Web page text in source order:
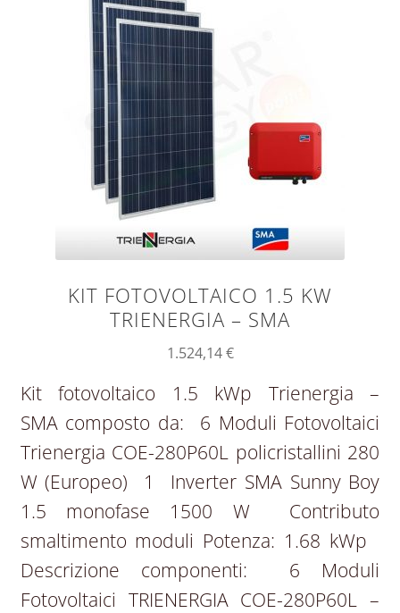
KIT FOTOVOLTAICO 1.5 KW
TRIENERGIA – SMA
1.524,14€
Kit fotovoltaico 1.5 kWp Trienergia –
SMA composto da: 6 Moduli Fotovoltaici
Trienergia COE-280P60L policristallini 280
W (Europeo) 1 Inverter SMA Sunny Boy
1.5 monofase 1500 W Contributo
smaltimento moduli Potenza: 1.68 kWp
Descrizione componenti: 6 Moduli
Fotovoltaici TRIENERGIA COE-280P60L –